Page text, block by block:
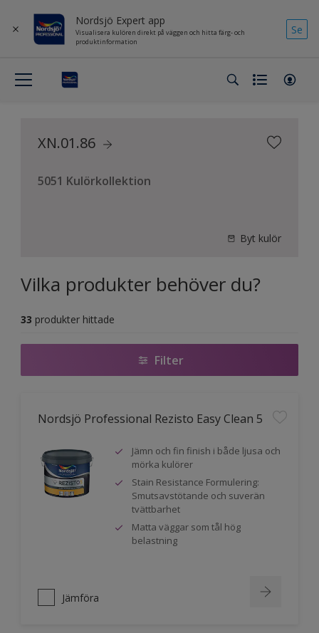
Nordsjö Expert app
Visualisera kulören direkt på väggen och hitta färg- och
produktinformation
Se
XN.01.86
5051 Kulörkollektion
Byt kulör
Vilka produkter behöver du?
33 produkter hittade
Filter
Nordsjö Professional Rezisto Easy Clean 5
Jämn och fin finish i både ljusa och
mörka kulörer
Stain Resistance Formulering:
Smutsavstötande och suverän
tvättbarhet
Matta väggar som tål hög
belastning
Jämföra